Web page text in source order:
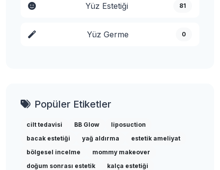
Yüz Estetiği 81
Yüz Germe 0
Popüler Etiketler
cilt tedavisi BB Glow
liposuction
bacak estetiği
yağ aldırma
estetik ameliyat
bölgesel incelme
mommy makeover
doğum sonrası estetik
kalça estetiği